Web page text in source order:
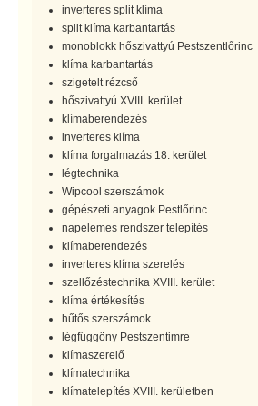
inverteres split klíma
split klíma karbantartás
monoblokk hőszivattyú Pestszentlőrinc
klíma karbantartás
szigetelt rézcső
hőszivattyú XVIII. kerület
klímaberendezés
inverteres klíma
klíma forgalmazás 18. kerület
légtechnika
Wipcool szerszámok
gépészeti anyagok Pestlőrinc
napelemes rendszer telepítés
klímaberendezés
inverteres klíma szerelés
szellőzéstechnika XVIII. kerület
klíma értékesítés
hűtős szerszámok
légfüggöny Pestszentimre
klímaszerelő
klímatechnika
klímatelepítés XVIII. kerületben